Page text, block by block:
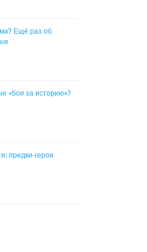
Ещё раз об
«бои за историю»?
предки-герои